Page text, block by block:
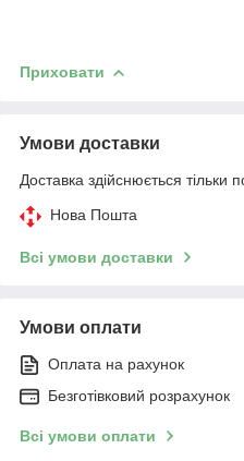
Приховати
Умови доставки
Доставка здійснюється тільки
Нова Пошта
Всі умови доставки
Умови оплати
Оплата на рахунок
Безготівковий розрахунок
Всі умови оплати